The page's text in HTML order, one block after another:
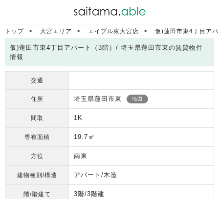
トップ 大宮エリア エイブル東大宮店 仮)蓮田市東4丁目ア
仮)蓮田市東4丁目アパート（3階）/ 埼玉県蓮田市東の賃貸物件
情報
交通
住所 埼玉県蓮田市東 地図
間取 1K
専有面積 19.7㎡
方位 南東
建物種別/構造 アパート/木造
階/階建て 3階/3階建